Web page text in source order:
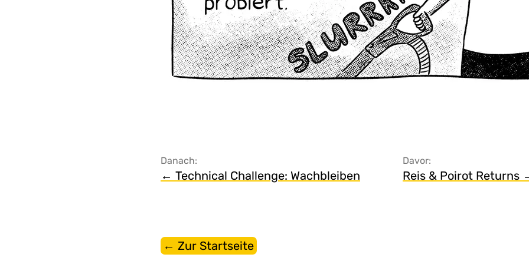
Danach:
← Technical Challenge: Wachbleiben
Davor:
Reis & Poirot Returns
← Zur Startseite